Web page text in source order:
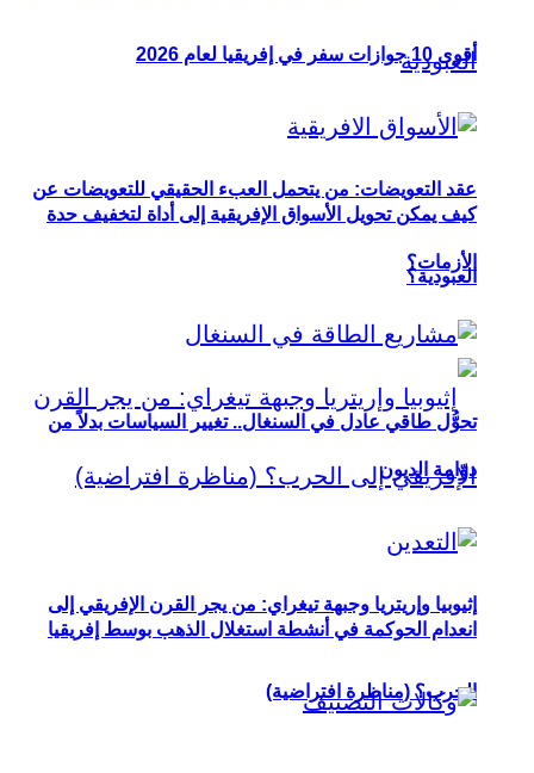
عقد التعويضات: من يتحمل العبء الحقيقي للتعويضات عن
العبودية؟
إثيوبيا وإريتريا وجبهة تيغراي: من يجر القرن الإفريقي إلى
الحرب؟ (مناظرة افتراضية)
أقوى 10 جوازات سفر في إفريقيا لعام 2026
كيف يمكن تحويل الأسواق الإفريقية إلى أداة لتخفيف حدة
الأزمات؟
تحوُّل طاقي عادل في السنغال.. تغيير السياسات بدلاً من
دوّامة الديون
انعدام الحوكمة في أنشطة استغلال الذهب بوسط إفريقيا